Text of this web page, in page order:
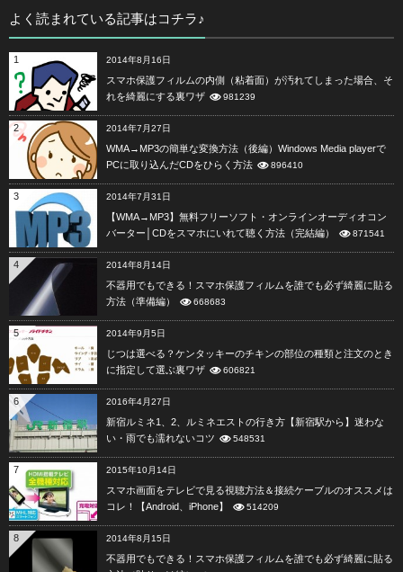
よく読まれている記事はコチラ♪
1 2014年8月16日
スマホ保護フィルムの内側（粘着面）が汚れてしまった場合、そ
れを綺麗にする裏ワザ
981239
2 2014年7月27日
WMA→MP3の簡単な変換方法（後編）Windows Media playerで
PCに取り込んだCDをひらく方法
896410
3 2014年7月31日
【WMA→MP3】無料フリーソフト・オンラインオーディオコン
バーター│CDをスマホにいれて聴く方法（完結編）
871541
4 2014年8月14日
不器用でもできる！スマホ保護フィルムを誰でも必ず綺麗に貼る
方法（準備編）
668683
5 2014年9月5日
じつは選べる？ケンタッキーのチキンの部位の種類と注文のとき
に指定して選ぶ裏ワザ
606821
6 2016年4月27日
新宿ルミネ1、2、ルミネエストの行き方【新宿駅から】迷わな
い・雨でも濡れないコツ
548531
7 2015年10月14日
スマホ画面をテレビで見る視聴方法＆接続ケーブルのオススメは
コレ！【Android、iPhone】
514209
8 2014年8月15日
不器用でもできる！スマホ保護フィルムを誰でも必ず綺麗に貼る